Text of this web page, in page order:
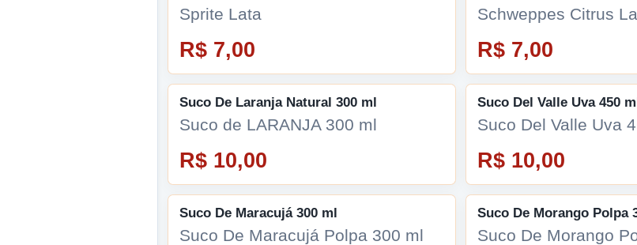
Sprite Lata
R$ 7,00
Schweppes Citrus
R$ 7,00
Suco De Laranja Natural 300 ml
Suco de LARANJA 300 ml
R$ 10,00
Suco Del Valle Uva 450
Suco Del Valle Uva
R$ 10,00
Suco De Maracujá 300 ml
Suco De Maracujá Polpa 300 ml
Suco De Morango Polpa
Suco De Morango